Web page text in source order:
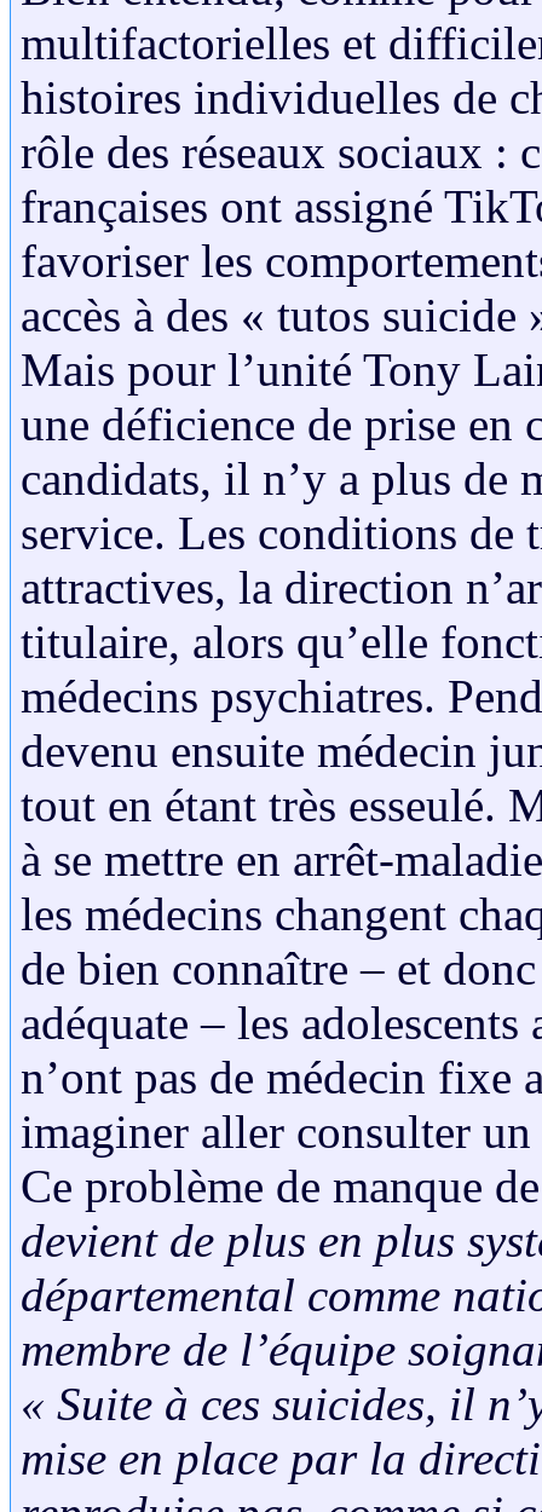
multifactorielles et
histoires individuelles de
rôle des réseaux sociaux :
françaises ont assigné
favoriser les
accès à des « tutos suicide
Mais pour l’unité Tony
une déficience de prise en
candidats, il n’y a plus de
service. Les conditions de
attractives, la direction
titulaire, alors qu’elle
médecins psychiatres.
devenu ensuite médecin
tout en étant très esseulé.
à se mettre en arrêt-
les médecins changent
de bien connaître – et
adéquate – les
n’ont pas de médecin fixe
imaginer aller consulter
Ce problème de manque
devient de plus en plus
départemental comme
membre de l’équipe
« Suite à ces suicides, il
mise en place par la